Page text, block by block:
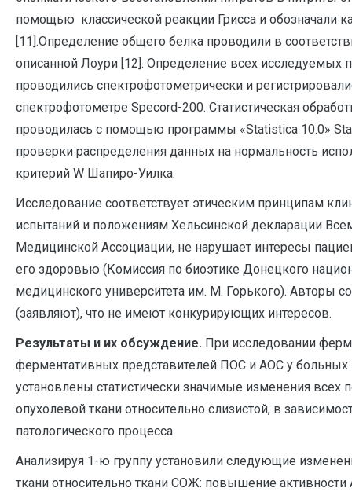
помощью классической реакции Грисса и обозначали
[11].Определение общего белка проводили в
описанной Лоури [12]. Определение всех исследуемых
проводились спектрофотометрически и
спектрофотометре Specord-200. Статистическая
проводилась с помощью программы «Statistica 10.0»
проверки распределения данных на нормальность
критерий W Шапиро-Уилка.
Исследование соответствует этическим принципам
испытаний и положениям Хельсинской декларации
Медицинской Ассоциации, не нарушает интересы
его здоровью (Комиссия по биоэтике Донецкого
медицинского университета им. М. Горького). Авторы
(заявляют), что не имеют конкурирующих интересов.
Результаты и их обсуждение. При исследовании
ферментативных представителей ПОС и АОС у
установлены статистически значимые изменения всех
опухолевой ткани относительно слизистой, в
патологического процесса.
Анализируя 1-ю группу установили следующие
ткани относительно ткани СОЖ: повышение активности